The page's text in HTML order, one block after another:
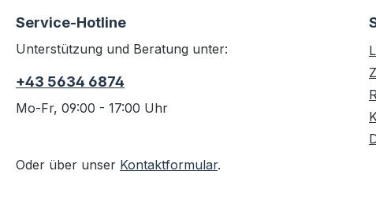
Service-Hotline
Unterstützung und Beratung unter:
+43 5634 6874
Mo-Fr, 09:00 - 17:00 Uhr
Oder über unser Kontaktformular.